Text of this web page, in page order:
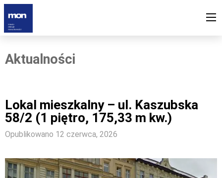
Aktualności
Lokal mieszkalny – ul. Kaszubska
58/2 (1 piętro, 175,33 m kw.)
Opublikowano 12 czerwca, 2026